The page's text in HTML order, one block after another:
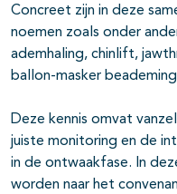
Concreet zijn in deze
noemen zoals onder
ademhaling, chinlift,
ballon-masker
Deze kennis omvat
juiste monitoring en de
in de ontwaakfase. In
worden naar het